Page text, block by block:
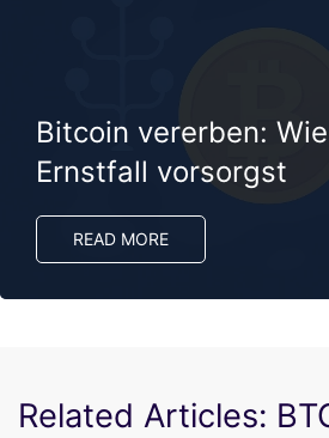
Bitcoin vererben:
Ernstfall vorsorgst
READ MORE
Related Articles: